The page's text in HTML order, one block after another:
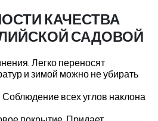
КАЧЕСТВА
САДОВОЙ
Легко переносят
и зимой можно не убирать
всех углов наклона